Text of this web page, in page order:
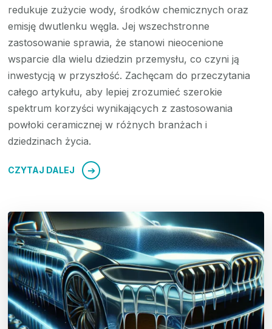
redukuje zużycie wody, środków chemicznych oraz
emisję dwutlenku węgla. Jej wszechstronne
zastosowanie sprawia, że stanowi nieocenione
wsparcie dla wielu dziedzin przemysłu, co czyni ją
inwestycją w przyszłość. Zachęcam do przeczytania
całego artykułu, aby lepiej zrozumieć szerokie
spektrum korzyści wynikających z zastosowania
powłoki ceramicznej w różnych branżach i
dziedzinach życia.
CZYTAJ DALEJ